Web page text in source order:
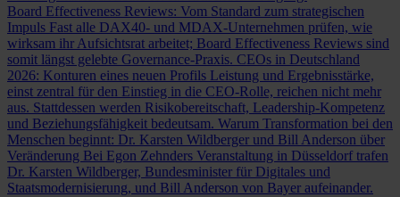
Board Effectiveness Reviews: Vom Standard zum strategischen
Impuls Fast alle DAX40- und MDAX-Unternehmen prüfen, wie
wirksam ihr Aufsichtsrat arbeitet; Board Effectiveness Reviews sind
somit längst gelebte Governance-Praxis. CEOs in Deutschland
2026: Konturen eines neuen Profils Leistung und Ergebnisstärke,
einst zentral für den Einstieg in die CEO-Rolle, reichen nicht mehr
aus. Stattdessen werden Risikobereitschaft, Leadership-Kompetenz
und Beziehungsfähigkeit bedeutsam. Warum Transformation bei den
Menschen beginnt: Dr. Karsten Wildberger und Bill Anderson über
Veränderung Bei Egon Zehnders Veranstaltung in Düsseldorf trafen
Dr. Karsten Wildberger, Bundesminister für Digitales und
Staatsmodernisierung, und Bill Anderson von Bayer aufeinander.